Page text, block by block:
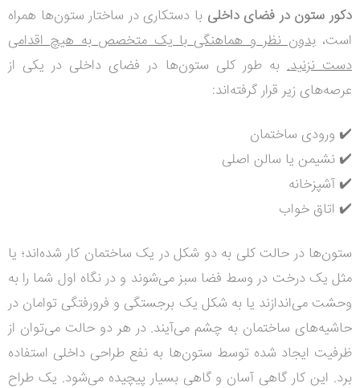
دکور ستون در فضای داخلی با دستکاری در ساختار ستون‌ها همراه
است،بدون نظر و هماهنگی با یک متخصص به هیچ اقدامی
دست نزنید. به طور کلی ستون‌ها در فضای داخلی در یکی از
عرصه‌های زیر قرار گرفته‌اند:
✔️ ورودی ساختمان
✔️ نشیمن یا سالن اصلی
✔️ آشپزخانه
✔️ اتاق خواب
ستون‌ها در حالت کلی به دو شکل در یک ساختمان کار شده‌اند؛ یا
مثل یک درخت در وسط فضا سبز می‌شوند و در نگاه اول شما را به
وحشت می‌اندازند یا به شکل یک برجستگی و فرورفتگی توامان در
حاشیه‌های ساختمان به چشم می‌آیند. در هر دو حالت می‌توان از
ظرفیت ایجاد شده توسط ستون‌ها به نفع طراحی داخلی استفاده
برد. این کار گاهی آسان و گاهی بسیار پیچیده می‌شود. یک طراح